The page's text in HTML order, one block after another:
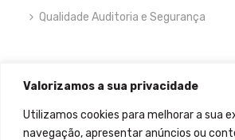
Valorizamos a sua privacidade
Utilizamos cookies para melhorar a sua
navegação, apresentar anúncios ou
Qualidade Auditoria e Segurança